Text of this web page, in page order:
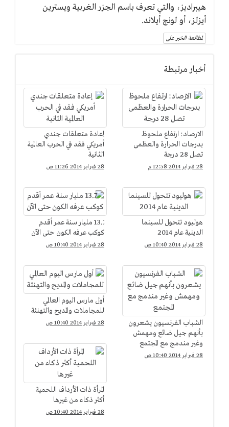
هيبراديز، والتي تعرف باسم الجزر الغربية ويسترين
أيزلز، أو لونج أيلاند.
لمطالعة الخبر على
أخبار مرتبطة
الارصاد: ارتفاع ملحوظ
بدرجات الحرارة والعظمى
تصل 28 درجة
28 فبراير 2014 12:58 م
إعادة متعلقات جندي
أمريكي فقد في الحرب العالمية
الثانية
28 فبراير 2014 11:26 ص
هوليود تتحول للسينما
الدينية عام 2014
28 فبراير 2014 10:40 ص
13.7 مليار سنة عمر أقدم
كوكب عرفه الكون حتى الآن
28 فبراير 2014 10:40 ص
الشباب الفرنسيون يشعرون
بأنهم جيل ضائع ومهمش
وغير مندمج مع المجتمع
28 فبراير 2014 10:40 ص
أول مارس اليوم العالمي
للمجاملات والمديح والتهنئة
28 فبراير 2014 10:40 ص
المرأة ذات الأرداف اللحمية
أكثر ذكاء من غيرها
28 فبراير 2014 10:40 ص